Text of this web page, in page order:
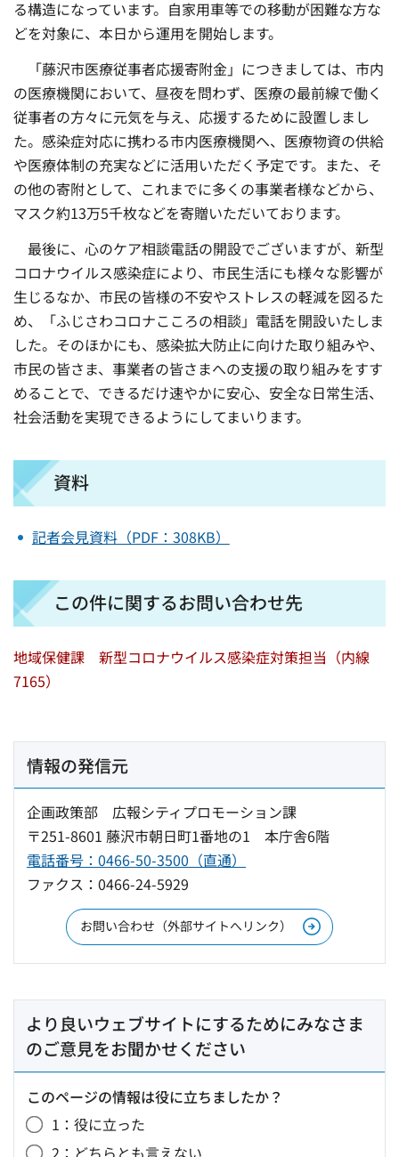
る構造になっています。自家用車等での移動が困難な方な
どを対象に、本日から運用を開始します。
「藤沢市医療従事者応援寄附金」につきましては、市内
の医療機関において、昼夜を問わず、医療の最前線で働く
従事者の方々に元気を与え、応援するために設置しまし
た。感染症対応に携わる市内医療機関へ、医療物資の供給
や医療体制の充実などに活用いただく予定です。また、そ
の他の寄附として、これまでに多くの事業者様などから、
マスク約13万5千枚などを寄贈いただいております。
最後に、心のケア相談電話の開設でございますが、新型
コロナウイルス感染症により、市民生活にも様々な影響が
生じるなか、市民の皆様の不安やストレスの軽減を図るた
め、「ふじさわコロナこころの相談」電話を開設いたしま
した。そのほかにも、感染拡大防止に向けた取り組みや、
市民の皆さま、事業者の皆さまへの支援の取り組みをすす
めることで、できるだけ速やかに安心、安全な日常生活、
社会活動を実現できるようにしてまいります。
資料
記者会見資料（PDF：308KB）
この件に関するお問い合わせ先
地域保健課 新型コロナウイルス感染症対策担当（内線
7165）
情報の発信元
企画政策部 広報シティプロモーション課
〒251-8601 藤沢市朝日町1番地の1 本庁舎6階
電話番号：0466-50-3500（直通）
ファクス：0466-24-5929
お問い合わせ（外部サイトへリンク）
より良いウェブサイトにするためにみなさま
のご意見をお聞かせください
このページの情報は役に立ちましたか？
1：役に立った
2：どちらとも言えない